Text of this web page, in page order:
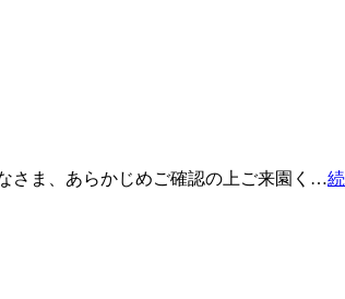
さま、あらかじめご確認の上ご来園く…